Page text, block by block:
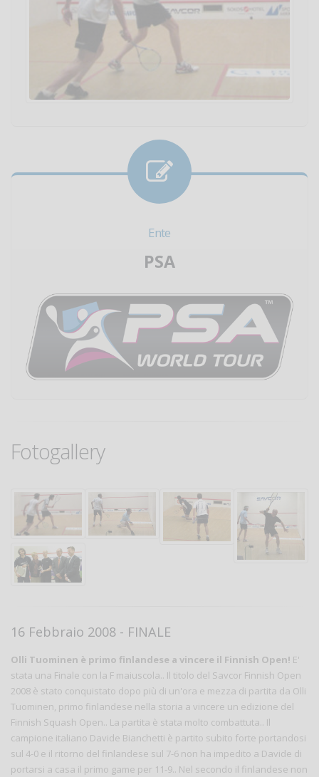
Ente
PSA
Fotogallery
16 Febbraio 2008 - FINALE
Olli Tuominen è primo finlandese a vincere il Finnish Open! E'
stata una Finale con la F maiuscola.. Il titolo del Savcor Finnish Open
2008 è stato conquistato dopo più di un'ora e mezza di partita da Olli
Tuominen, primo finlandese nella storia a vincere un edizione del
Finnish Squash Open.. La partita è stata molto combattuta.. Il
campione italiano Davide Bianchetti è partito subito forte portandosi
sul 4-0 e il ritorno del finlandese sul 7-6 non ha impedito a Davide di
portarsi a casa il primo game per 11-9.. Nel secondo il finlandese non